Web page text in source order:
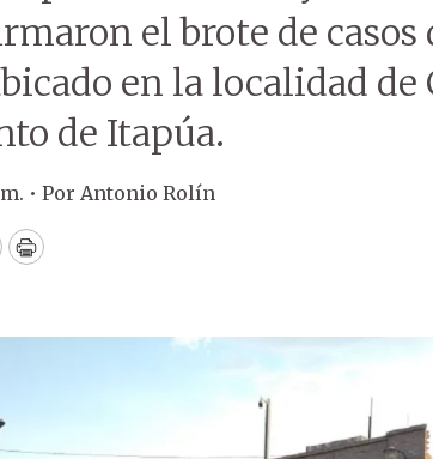
el brote de casos
en la localidad de
de Itapúa.
• Por Antonio Rolín
Print